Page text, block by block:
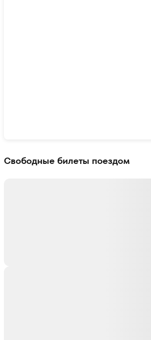
Свободные билеты поездом